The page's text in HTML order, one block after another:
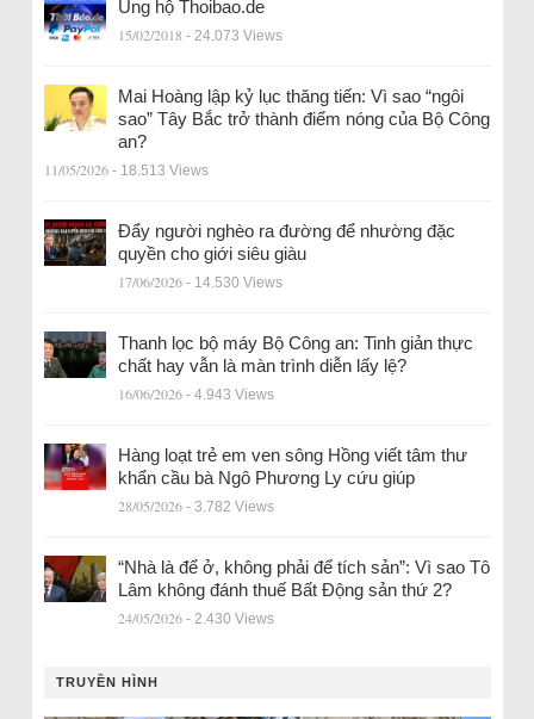
Ủng hộ Thoibao.de
15/02/2018 - 24.073 Views
Mai Hoàng lập kỷ lục thăng tiến: Vì sao “ngôi
sao” Tây Bắc trở thành điểm nóng của Bộ Công
an?
11/05/2026 - 18.513 Views
Đẩy người nghèo ra đường để nhường đặc
quyền cho giới siêu giàu
17/06/2026 - 14.530 Views
Thanh lọc bộ máy Bộ Công an: Tinh giản thực
chất hay vẫn là màn trình diễn lấy lệ?
16/06/2026 - 4.943 Views
Hàng loạt trẻ em ven sông Hồng viết tâm thư
khẩn cầu bà Ngô Phương Ly cứu giúp
28/05/2026 - 3.782 Views
“Nhà là để ở, không phải để tích sản”: Vì sao Tô
Lâm không đánh thuế Bất Động sản thứ 2?
24/05/2026 - 2.430 Views
TRUYỀN HÌNH